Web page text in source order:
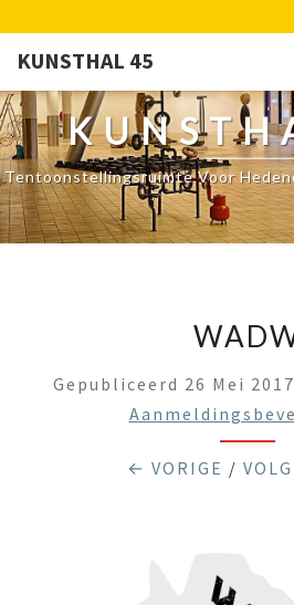
KUNSTHAL 45
Tentoonstellingsruimte Voor
Gepubliceerd 26 Mei 2017
← VORIGE /